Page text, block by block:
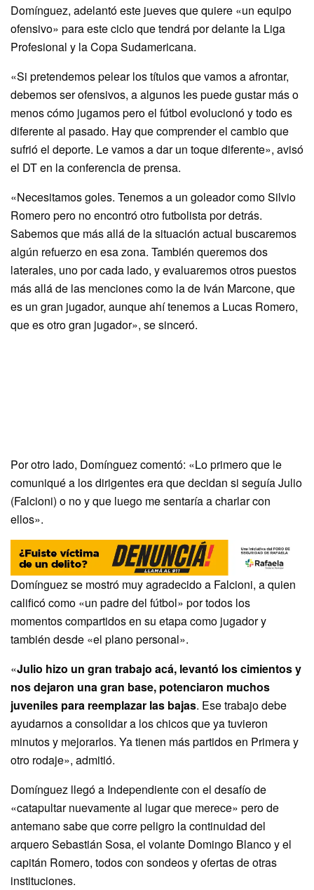
Domínguez, adelantó este jueves que quiere «un equipo
ofensivo» para este ciclo que tendrá por delante la Liga
Profesional y la Copa Sudamericana.
«Si pretendemos pelear los títulos que vamos a afrontar,
debemos ser ofensivos, a algunos les puede gustar más o
menos cómo jugamos pero el fútbol evolucionó y todo es
diferente al pasado. Hay que comprender el cambio que
sufrió el deporte. Le vamos a dar un toque diferente», avisó
el DT en la conferencia de prensa.
«Necesitamos goles. Tenemos a un goleador como Silvio
Romero pero no encontró otro futbolista por detrás.
Sabemos que más allá de la situación actual buscaremos
algún refuerzo en esa zona. También queremos dos
laterales, uno por cada lado, y evaluaremos otros puestos
más allá de las menciones como la de Iván Marcone, que
es un gran jugador, aunque ahí tenemos a Lucas Romero,
que es otro gran jugador», se sinceró.
Por otro lado, Domínguez comentó: «Lo primero que le
comuniqué a los dirigentes era que decidan si seguía Julio
(Falcioni) o no y que luego me sentaría a charlar con
ellos».
Domínguez se mostró muy agradecido a Falcioni, a quien
calificó como «un padre del fútbol» por todos los
momentos compartidos en su etapa como jugador y
también desde «el plano personal».
«Julio hizo un gran trabajo acá, levantó los cimientos y
nos dejaron una gran base, potenciaron muchos
juveniles para reemplazar las bajas. Ese trabajo debe
ayudarnos a consolidar a los chicos que ya tuvieron
minutos y mejorarlos. Ya tienen más partidos en Primera y
otro rodaje», admitió.
Domínguez llegó a Independiente con el desafío de
«catapultar nuevamente al lugar que merece» pero de
antemano sabe que corre peligro la continuidad del
arquero Sebastián Sosa, el volante Domingo Blanco y el
capitán Romero, todos con sondeos y ofertas de otras
instituciones.